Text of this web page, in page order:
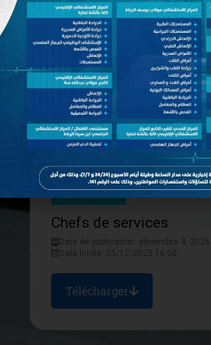
Appels à candidature
Chefs de divisions
Date de publication: décembre 4, 2025
Télécharger
Chefs de services
Date de publication: décembre 4, 2025
Date limite: 25/12/2025 16:00
Télécharger